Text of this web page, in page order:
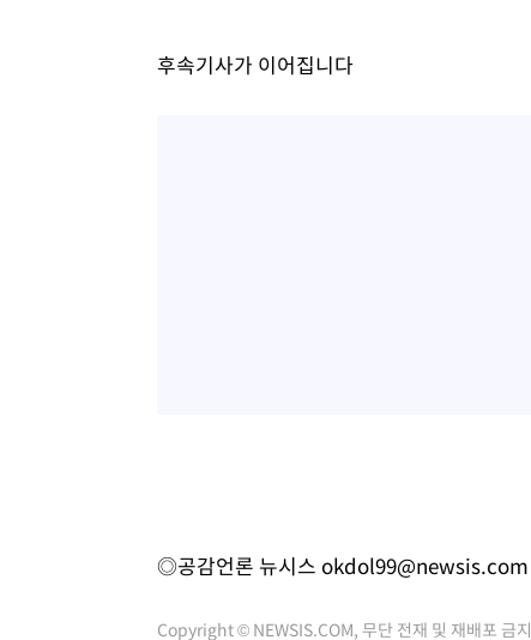
후속기사가 이어집니다
◎공감언론 뉴시스 okdol99@newsis.com
Copyright © NEWSIS.COM, 무단 전재 및 재배포 금지